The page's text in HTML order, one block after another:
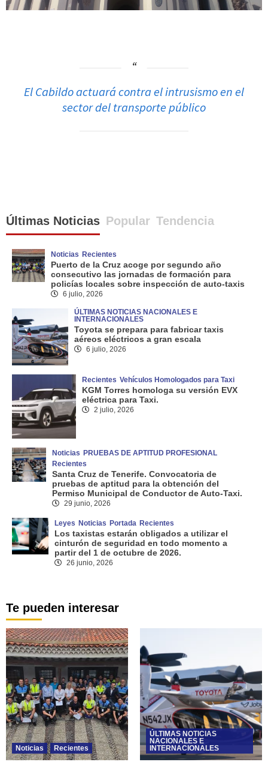
El Cabildo actuará contra el intrusismo en el
sector del transporte público
Últimas Noticias Popular Tendencia
Noticias Recientes
Puerto de la Cruz acoge por segundo año
consecutivo las jornadas de formación para
policías locales sobre inspección de auto-taxis
6 julio, 2026
ÚLTIMAS NOTICIAS NACIONALES E
INTERNACIONALES
Toyota se prepara para fabricar taxis
aéreos eléctricos a gran escala
6 julio, 2026
Recientes Vehículos Homologados para Taxi
KGM Torres homologa su versión EVX
eléctrica para Taxi.
2 julio, 2026
Noticias PRUEBAS DE APTITUD PROFESIONAL
Recientes
Santa Cruz de Tenerife. Convocatoria de
pruebas de aptitud para la obtención del
Permiso Municipal de Conductor de Auto-Taxi.
29 junio, 2026
Leyes Noticias Portada Recientes
Los taxistas estarán obligados a utilizar el
cinturón de seguridad en todo momento a
partir del 1 de octubre de 2026.
26 junio, 2026
Te pueden interesar
Noticias Recientes
ÚLTIMAS NOTICIAS
NACIONALES E
INTERNACIONALES